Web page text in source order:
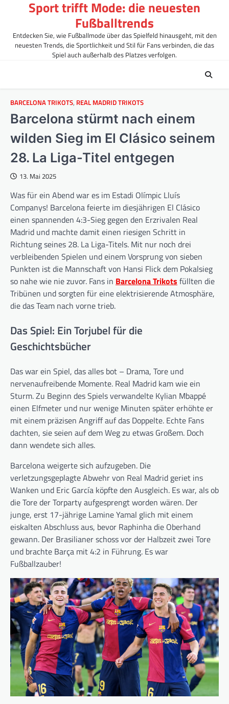
content
Sport trifft Mode: die neuesten
Fußballtrends
Entdecken Sie, wie Fußballmode über das Spielfeld hinausgeht, mit den
neuesten Trends, die Sportlichkeit und Stil für Fans verbinden, die das
Spiel auch außerhalb des Platzes verfolgen.
BARCELONA TRIKOTS, REAL MADRID TRIKOTS
Barcelona stürmt nach einem
wilden Sieg im El Clásico seinem
28. La Liga-Titel entgegen
13. Mai 2025
Was für ein Abend war es im Estadi Olímpic Lluís
Companys! Barcelona feierte im diesjährigen El Clásico
einen spannenden 4:3-Sieg gegen den Erzrivalen Real
Madrid und machte damit einen riesigen Schritt in
Richtung seines 28. La Liga-Titels. Mit nur noch drei
verbleibenden Spielen und einem Vorsprung von sieben
Punkten ist die Mannschaft von Hansi Flick dem Pokalsieg
so nahe wie nie zuvor. Fans in Barcelona Trikots füllten die
Tribünen und sorgten für eine elektrisierende Atmosphäre,
die das Team nach vorne trieb.
Das Spiel: Ein Torjubel für die
Geschichtsbücher
Das war ein Spiel, das alles bot – Drama, Tore und
nervenaufreibende Momente. Real Madrid kam wie ein
Sturm. Zu Beginn des Spiels verwandelte Kylian Mbappé
einen Elfmeter und nur wenige Minuten später erhöhte er
mit einem präzisen Angriff auf das Doppelte. Echte Fans
dachten, sie seien auf dem Weg zu etwas Großem. Doch
dann wendete sich alles.
Barcelona weigerte sich aufzugeben. Die
verletzungsgeplagte Abwehr von Real Madrid geriet ins
Wanken und Eric García köpfte den Ausgleich. Es war, als ob
die Tore der Torparty aufgesprengt worden wären. Der
junge, erst 17-jährige Lamine Yamal glich mit einem
eiskalten Abschluss aus, bevor Raphinha die Oberhand
gewann. Der Brasilianer schoss vor der Halbzeit zwei Tore
und brachte Barça mit 4:2 in Führung. Es war
Fußballzauber!